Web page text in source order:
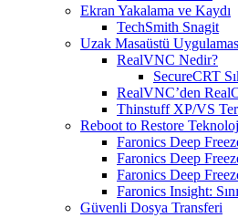
Ekran Yakalama ve Kaydı
TechSmith Snagit
Uzak Masaüstü
RealVNC Nedir?
SecureCRT
RealVNC’den
Thinstuff XP/VS
Reboot to Restore
Faronics Deep
Faronics Deep
Faronics Deep
Faronics Insight:
Güvenli Dosya Transferi